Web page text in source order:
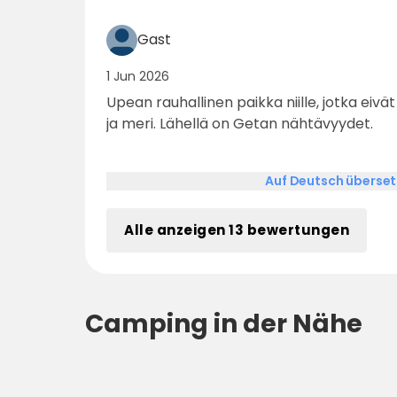
Gast
1 Jun 2026
Upean rauhallinen paikka niille, jotka eivät tarvitse paljon. Puusauna
ja meri. Lähellä on Getan nähtävyydet.
Auf Deutsch
Alle anzeigen 13 bewertungen
Camping in der Nähe